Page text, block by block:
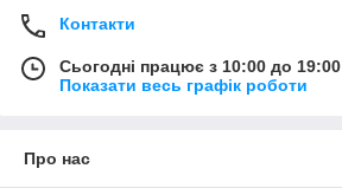
Контакти
Сьогодні працює з 10:00 до 19:00
Показати весь графік роботи
Про нас